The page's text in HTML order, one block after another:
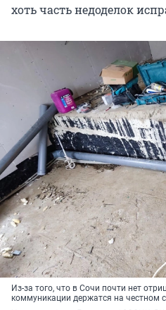
хоть часть недоделок
Из-за того, что в Сочи почти нет
коммуникации держатся на честном